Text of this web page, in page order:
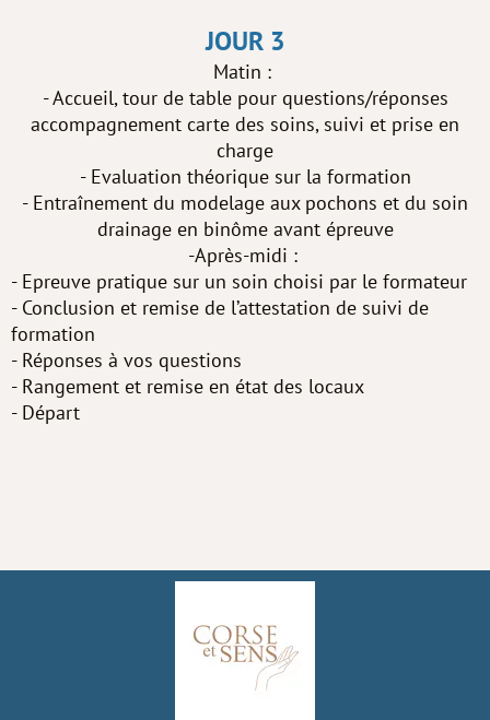
JOUR 3
Matin :
- Accueil, tour de table pour questions/réponses
accompagnement carte des soins, suivi et prise en
charge
- Evaluation théorique sur la formation
- Entraînement du modelage aux pochons et du soin
drainage en binôme avant épreuve
-Après-midi :
- Epreuve pratique sur un soin choisi par le formateur
- Conclusion et remise de l’attestation de suivi de
formation
- Réponses à vos questions
- Rangement et remise en état des locaux
- Départ